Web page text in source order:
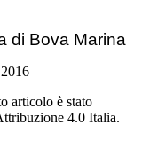
di Bova Marina
articolo è stato
4.0 Italia.